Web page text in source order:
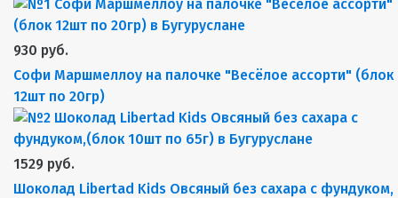
930 руб.
Софи Маршмеллоу на палочке "Весёлое ассорти" (блок
12шт по 20гр)
1529 руб.
Шоколад Libertad Kids Овсяный без сахара с фундуком,